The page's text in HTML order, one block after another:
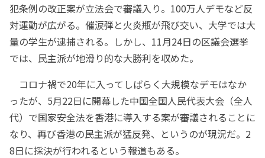
犯条例の改正案が立法会で審議入り。100万人デモなど反
対運動が広がる。催涙弾と火炎瓶が飛び交い、大学では大
量の学生が逮捕される。しかし、11月24日の区議会選挙
では、民主派が地滑り的な大勝利を収めた。
コロナ禍で20年に入ってしばらく大規模なデモはなか
ったが、5月22日に開幕した中国全国人民代表大会（全人
代）で国家安全法を香港に導入する案が審議されることに
なり、再び香港の民主派が猛反発、というのが現況だ。2
8日に採決が行われるという報道もある。